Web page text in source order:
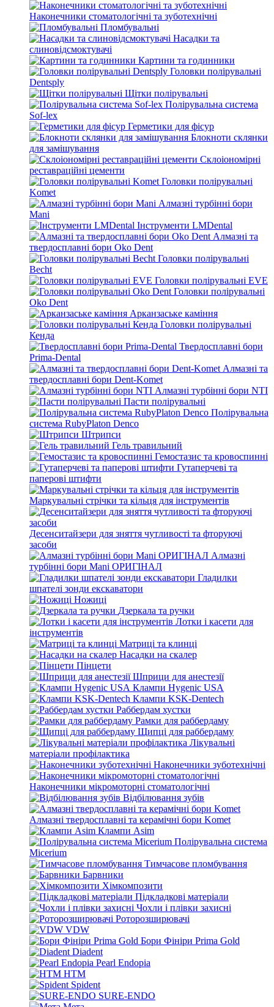
Наконечники стоматологічні та зуботехнічні
Пломбувальні
Насадки та
слиновідсмоктувачі
Картини та годинники
Головки полірувальні
Dentsply
Щітки полірувальні
Полірувальна система
Sof-lex
Герметики для фісур
Блокноти склянки
для замішування
Склоіономірні
реставраційні цементи
Головки полірувальні
Komet
Алмазні турбінні бори
Mani
Інструменти LMDental
Алмазні та
твердосплавні бори Oko Dent
Головки полірувальні
Becht
Головки полірувальні EVE
Головки полірувальні
Oko Dent
Арканзаське каміння
Головки полірувальні
Кенда
Твердосплавні бори
Prima-Dental
Алмазні та
твердосплавні бори Dent-Komet
Алмазні турбінні бори NTI
Пасти полірувальні
Полірувальна
система RubyPlaton Denco
Штрипси
Гель травильний
Гемостазис та кровоспинні
Гутаперчеві та
паперові штифти
Маркувальні стрічки та кільця для інструментів
Десенситайзери для зняття чутливості та фторуючі
засоби
Алмазні
турбінні бори Mani ОРИГІНАЛ
Гладилки
шпателі зонди екскаватори
Ножиці
Дзеркала та ручки
Лотки і касети для
інструментів
Матриці та клинці
Насадки на скалер
Пінцети
Шприци для анестезії
Клампи Hygenic USA
Клампи KSK-Dentech
Раббердам хустки
Рамки для раббердаму
Щипці для раббердаму
Лікувальні
матеріали профілактика
Наконечники зуботехнічні
Наконечники мікромоторні стоматологічні
Відбілювання зубів
Алмазні твердосплавні та керамічні бори Komet
Клампи Asim
Полірувальна система
Micerium
Тимчасове пломбування
Барвники
Хімкомпозити
Підкладкові матеріали
Чохли і плівки захисні
Роторозширювачі
VDW
Бори Фініри Prima Gold
Diadent
Pearl Endopia
HTM
Spident
SURE-ENDO